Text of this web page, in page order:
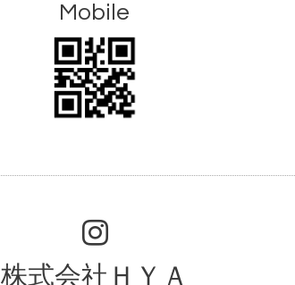
Mobile
株式会社ＨＹＡ